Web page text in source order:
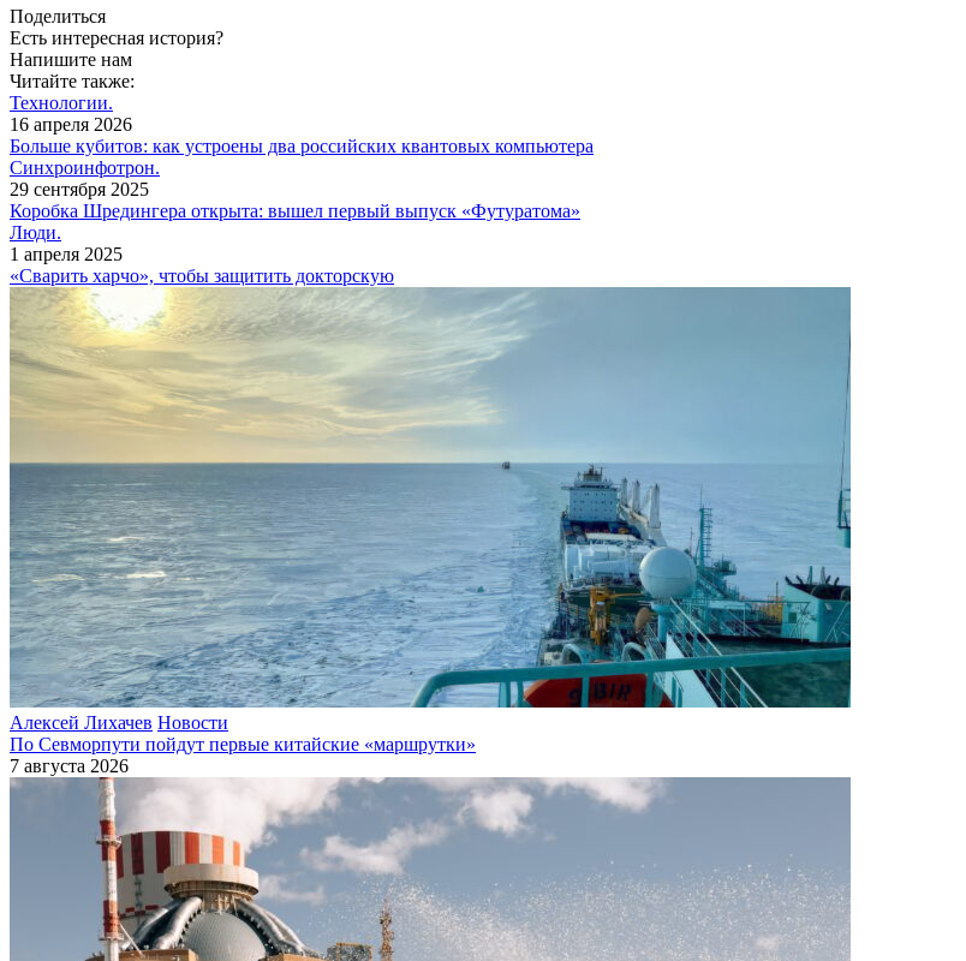
Поделиться
Есть интересная история?
Напишите нам
Читайте также:
Технологии.
16 апреля 2026
Больше кубитов: как устроены два российских квантовых компьютера
Синхроинфотрон.
29 сентября 2025
Коробка Шредингера открыта: вышел первый выпуск «Футуратома»
Люди.
1 апреля 2025
«Сварить харчо», чтобы защитить докторскую
Алексей Лихачев Новости
По Севморпути пойдут первые китайские «маршрутки»
7 августа 2026